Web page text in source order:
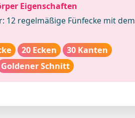
Eigenschaften
12 regelmäßige Fünfecke mit dem
20 Ecken
30 Kanten
Goldener Schnitt